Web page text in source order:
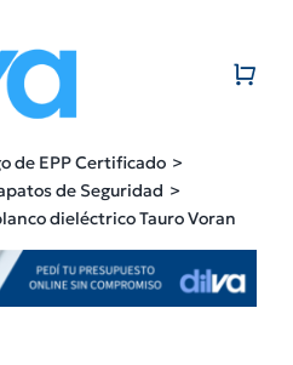
de EPP Certificado
de Seguridad
dieléctrico Tauro Voran